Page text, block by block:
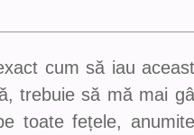
cum să iau
trebuie să mă mai
toate fețele,